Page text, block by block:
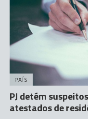
PAÍS
PJ detém
atestados de